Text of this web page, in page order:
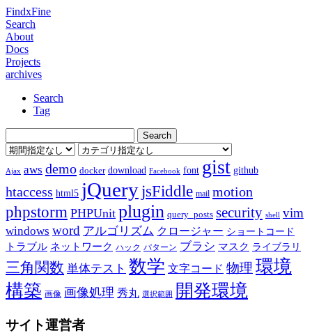
FindxFine
Search
About
Docs
Projects
archives
Search
Tag
Ajax aws demo docker download Facebook font gist github
htaccess html5 jQuery jsFiddle mail motion
phpstorm PHPUnit plugin query_posts security shell vim
windows word アルゴリズム クロージャー ショートコード
トラブル ネットワーク ハック パターン ブラシ マスク ライブラリ
三角関数 単体テスト 数学 文字コード 物理 環境
構築 画像 画像処理 秀丸 選択範囲 開発環境
サイト運営者